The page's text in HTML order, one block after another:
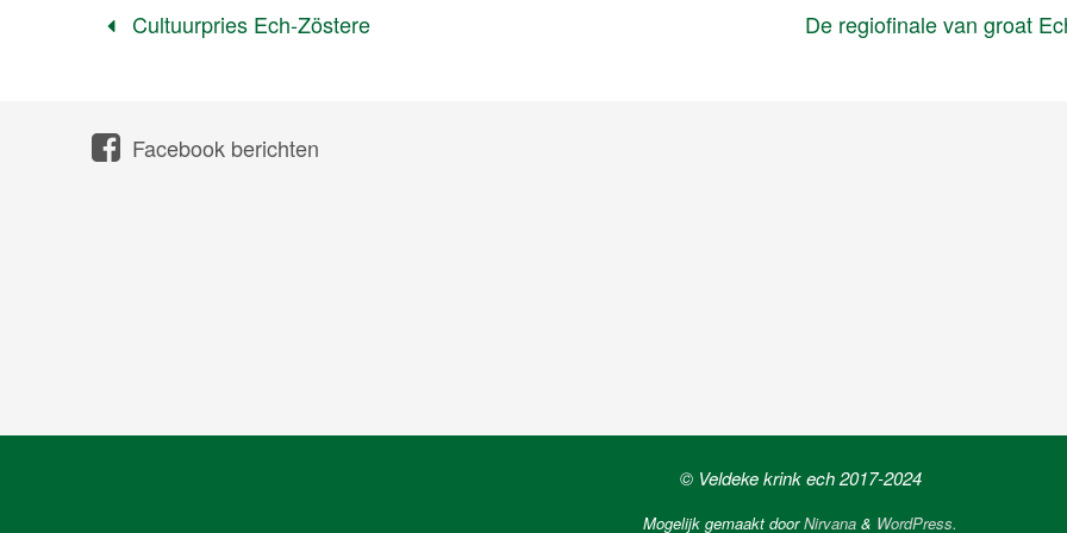
Cultuurpries Ech-Zöstere De regiofinale van groat
Facebook berichten
© Veldeke krink ech 2017-2024
Mogelijk gemaakt doorNirvana & WordPress.